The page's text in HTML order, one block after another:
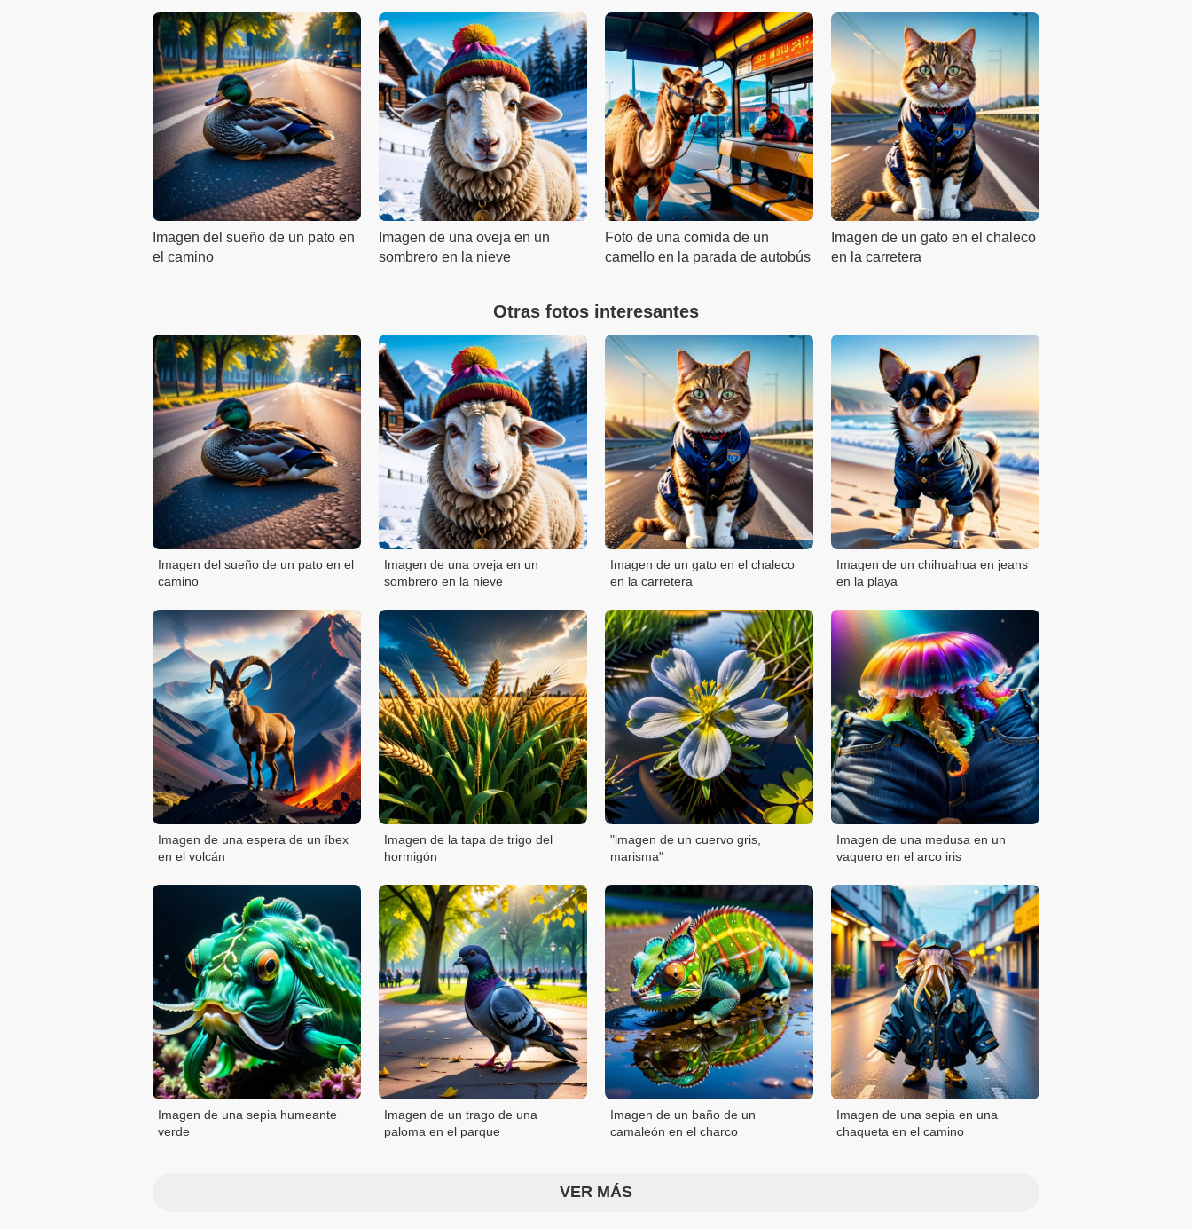
Imagen del sueño de un pato en
el camino
Imagen de una oveja en un
sombrero en la nieve
Foto de una comida de un
camello en la parada de autobús
Imagen de un gato en el chaleco
en la carretera
Otras fotos interesantes
Imagen del sueño de un pato en el
camino
Imagen de una oveja en un
sombrero en la nieve
Imagen de un gato en el chaleco
en la carretera
Imagen de un chihuahua en jeans
en la playa
Imagen de una espera de un íbex
en el volcán
Imagen de la tapa de trigo del
hormigón
"imagen de un cuervo gris,
marisma"
Imagen de una medusa en un
vaquero en el arco iris
Imagen de una sepia humeante
verde
Imagen de un trago de una
paloma en el parque
Imagen de un baño de un
camaleón en el charco
Imagen de una sepia en una
chaqueta en el camino
VER MÁS